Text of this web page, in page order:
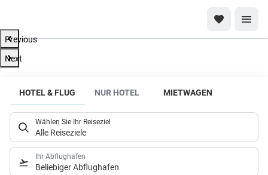
Previous
Sie auf
persönliche
und
individuelle
Betreuung
Erleben Sie
Next
HOTEL & FLUG NUR HOTEL MIETWAGEN
Wählen Sie Ihr Reiseziel
Alle Reiseziele
Ihr Abflughafen
Beliebiger Abflughafen